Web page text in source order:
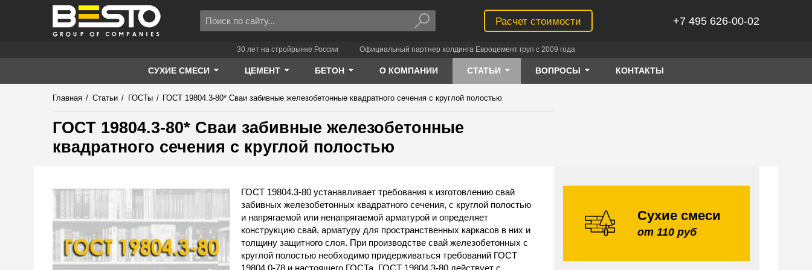
Расчет стоимости +7 495 626-00-02
30 лет на стройрынке России Официальный партнер холдинга Евроцемент груп с 2009 года
СУХИЕ СМЕСИ ЦЕМЕНТ БЕТОН О КОМПАНИИ СТАТЬИ ВОПРОСЫ КОНТАКТЫ
Главная / Статьи / ГОСТы / ГОСТ 19804.3-80* Сваи забивные железобетонные квадратного сечения с круглой полостью
ГОСТ 19804.3-80* Сваи забивные железобетонные
квадратного сечения с круглой полостью
ГОСТ 19804.3-80 устанавливает требования к изготовлению свай
забивных железобетонных квадратного сечения, с круглой полостью
и напрягаемой или ненапрягаемой арматурой и определяет
конструкцию свай, арматуру для пространственных каркасов в них и
толщину защитного слоя. При производстве свай железобетонных с
круглой полостью необходимо придерживаться требований ГОСТ
19804.0-78 и настоящего ГОСТа. ГОСТ 19804.3-80 действует с
Сухие смеси
от 110 руб